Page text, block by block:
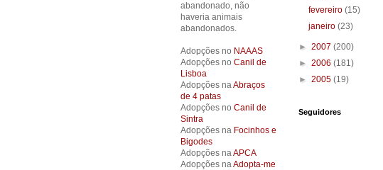
abandonado, não
haveria animais
abandonados.
Adopções no NAAAS
Adopções no Canil de
Lisboa
Adopções naAbraços
de 4 patas
Adopções no Canil de
Sintra
Adopções na Focinhos e
Bigodes
Adopções naAPCA
Adopções naAdopta-me
fevereiro(15)
janeiro(23)
► 2007 (200)
► 2006 (181)
► 2005 (19)
Seguidores